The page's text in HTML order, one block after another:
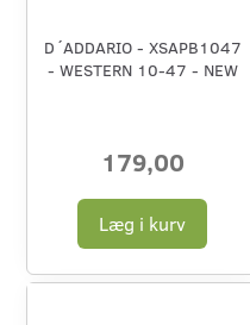
D´ADDARIO - XSAPB1047
- WESTERN 10-47 - NEW
179,00
Læg i kurv